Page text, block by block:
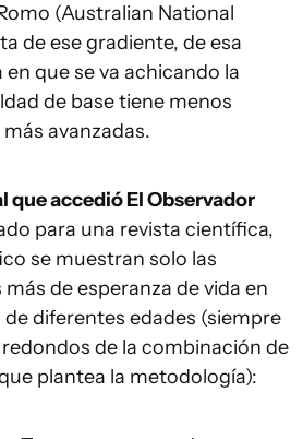
(Australian National
de ese gradiente, de esa
que se va achicando la
de base tiene menos
avanzadas.
que accedió El Observador
para una revista científica,
se muestran solo las
de esperanza de vida en
diferentes edades (siempre
de la combinación de
plantea la metodología):